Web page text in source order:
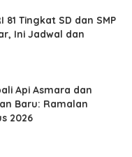
81 Tingkat SD dan SMP
Ini Jadwal dan
Api Asmara dan
Baru: Ramalan
2026